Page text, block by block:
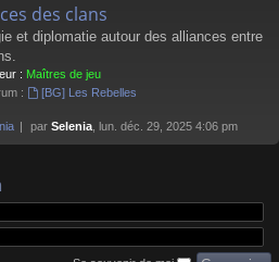
des clans
et diplomatie autour des alliances entre
: Maîtres de jeu
:
[BG] Les Rebelles
par Selenia , lun. déc. 29, 2025 4:06 pm